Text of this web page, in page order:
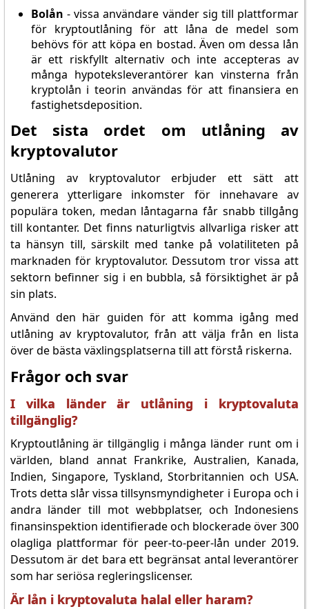
Bolån - vissa användare vänder sig till plattformar
för kryptoutlåning för att låna de medel som
behövs för att köpa en bostad. Även om dessa lån
är ett riskfyllt alternativ och inte accepteras av
många hypoteksleverantörer kan vinsterna från
kryptolån i teorin användas för att finansiera en
fastighetsdeposition.
Det sista ordet om utlåning av
kryptovalutor
Utlåning av kryptovalutor erbjuder ett sätt att
generera ytterligare inkomster för innehavare av
populära token, medan låntagarna får snabb tillgång
till kontanter. Det finns naturligtvis allvarliga risker att
ta hänsyn till, särskilt med tanke på volatiliteten på
marknaden för kryptovalutor. Dessutom tror vissa att
sektorn befinner sig i en bubbla, så försiktighet är på
sin plats.
Använd den här guiden för att komma igång med
utlåning av kryptovalutor, från att välja från en lista
över de bästa växlingsplatserna till att förstå riskerna.
Frågor och svar
I vilka länder är utlåning i kryptovaluta
tillgänglig?
Kryptoutlåning är tillgänglig i många länder runt om i
världen, bland annat Frankrike, Australien, Kanada,
Indien, Singapore, Tyskland, Storbritannien och USA.
Trots detta slår vissa tillsynsmyndigheter i Europa och i
andra länder till mot webbplatser, och Indonesiens
finansinspektion identifierade och blockerade över 300
olagliga plattformar för peer-to-peer-lån under 2019.
Dessutom är det bara ett begränsat antal leverantörer
som har seriösa regleringslicenser.
Är lån i kryptovaluta halal eller haram?